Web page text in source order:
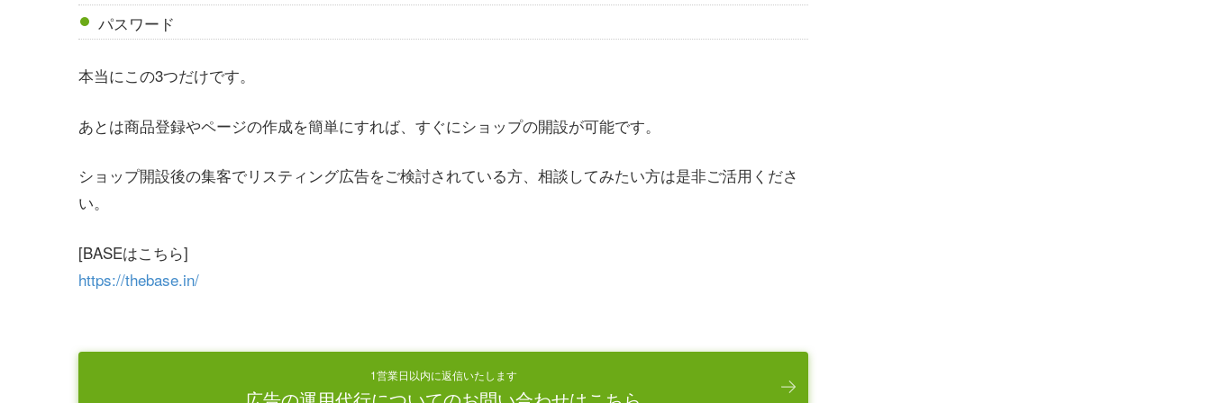
パスワード
本当にこの3つだけです。
あとは商品登録やページの作成を簡単にすれば、すぐにショップの開設が可能です。
ショップ開設後の集客でリスティング広告をご検討されている方、相談してみたい方は是非ご活用くださ
い。
[BASEはこちら]
https://thebase.in/
1営業日以内に返信いたします